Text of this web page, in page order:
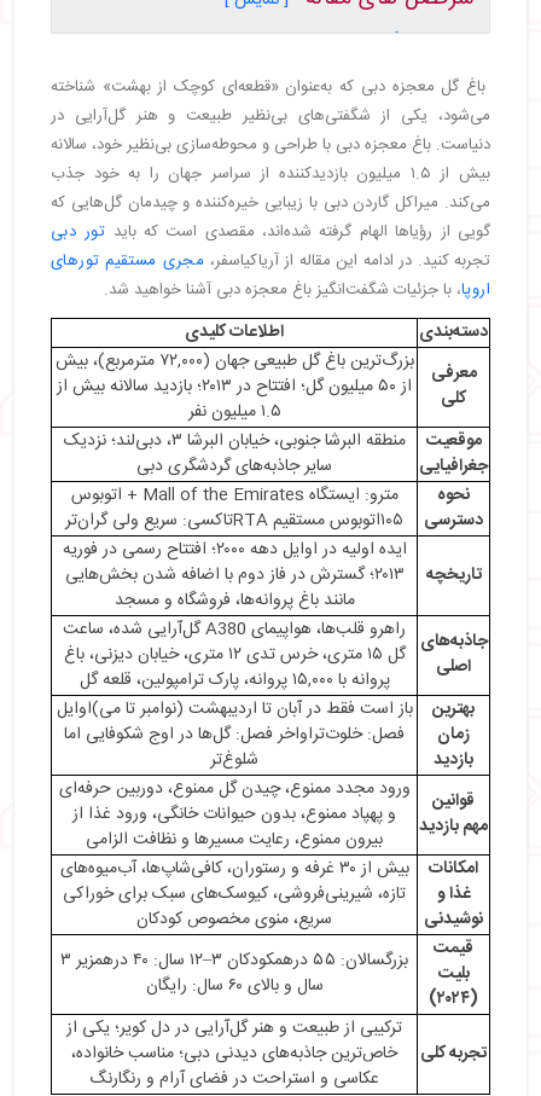
・میراکل گاردن دبی چیست؟
・
・ میراکل گاردن دبی کجاست؟
・ راه‌های دسترسی به باغ معجزه دبی
・ مترو
・
اتوبوس
・
تاکسی
・ جاذبه‌های میراکل گاردن دبی
・راهرو قلب‌ها (Hearts Passage)
・هواپیمای امارات A380 (Emirates A380)
・ساعت گل (Floral Clock)
・خرس تدی بزرگ (Big Teddy Bear)
・
خیابان دیزنی (Disney Avenue)
・باغ پروانه دبی (Dubai Butterfly Garden)
・
Miracle Garden)
・بازدید در وسط یا آخر هفته؟
فصل‌های مناسب بازدید از باغ
・قوانین بازدید از باغ گل معجزه دبی
・غذاخوری‌های باغ گل معجزه دبی
・غرفه‌های غذا و نوشیدنی
・
رستوران‌ها: تجربه‌ای دلپذیر برای همه
・کافه‌ها و بارهای شیرینی
・
غرفه‌های کوچک (کیوسک‌ها): گزینه‌ای سریع و ساده
・قیمت بلیت باغ معجزه دبی
・میراکل گاردن دبی، تجلی شکوه طبیعت در قلب کویر
باغ گل معجزه دبی که به‌عنوان «قطعه‌ای کوچک از بهشت» شناخته
می‌شود، یکی از شگفتی‌های بی‌نظیر طبیعت و هنر گل‌آرایی در
دنیاست. باغ معجزه دبی با طراحی و محوطه‌سازی بی‌نظیر خود، سالانه
بیش از ۱.۵ میلیون بازدیدکننده از سراسر جهان را به خود جذب
می‌کند. میراکل گاردن دبی با زیبایی خیره‌کننده و چیدمان گل‌هایی که
گویی از رؤیاها الهام گرفته شده‌اند، مقصدی است که باید تور دبی
تجربه کنید. در ادامه این مقاله از آریاکیاسفر، مجری مستقیم تورهای
اروپا، با جزئیات شگفت‌انگیز باغ معجزه دبی آشنا خواهید شد.
دسته‌بندی
اطلاعات کلیدی
معرفی
کلی
بزرگ‌ترین باغ گل طبیعی جهان (۷۲,۰۰۰ مترمربع)، بیش
از ۵۰ میلیون گل؛ افتتاح در ۲۰۱۳؛ بازدید سالانه بیش از
۱.۵ میلیون نفر
موقعیت
جغرافیایی
منطقه البرشا جنوبی، خیابان البرشا ۳، دبی‌لند؛ نزدیک
سایر جاذبه‌های گردشگری دبی
نحوه
دسترسی
مترو: ایستگاه Mall of the Emirates + اتوبوس
۱۰۵اتوبوس مستقیم RTAتاکسی: سریع ولی گران‌تر
تاریخچه
ایده اولیه در اوایل دهه ۲۰۰۰؛ افتتاح رسمی در فوریه
۲۰۱۳؛ گسترش در فاز دوم با اضافه شدن بخش‌هایی
مانند باغ پروانه‌ها، فروشگاه و مسجد
جاذبه‌های
اصلی
راهرو قلب‌ها، هواپیمای A380 گل‌آرایی شده، ساعت
گل ۱۵ متری، خرس تدی ۱۲ متری، خیابان دیزنی، باغ
پروانه با ۱۵,۰۰۰ پروانه، پارک ترامپولین، قلعه گل
بهترین
زمان
بازدید
باز است فقط در آبان تا اردیبهشت (نوامبر تا می)اوایل
فصل: خلوت‌تراواخر فصل: گل‌ها در اوج شکوفایی اما
شلوغ‌تر
قوانین
مهم بازدید
ورود مجدد ممنوع، چیدن گل ممنوع، دوربین حرفه‌ای
و پهپاد ممنوع، بدون حیوانات خانگی، ورود غذا از
بیرون ممنوع، رعایت مسیرها و نظافت الزامی
امکانات
غذا و
نوشیدنی
بیش از ۳۰ غرفه و رستوران، کافی‌شاپ‌ها، آب‌میوه‌های
تازه، شیرینی‌فروشی، کیوسک‌های سبک برای خوراکی
سریع، منوی مخصوص کودکان
قیمت
بلیت
(۲۰۲۴)
بزرگسالان: ۵۵ درهمکودکان ۳–۱۲ سال: ۴۰ درهمزیر ۳
سال و بالای ۶۰ سال: رایگان
تجربه کلی
ترکیبی از طبیعت و هنر گل‌آرایی در دل کویر؛ یکی از
خاص‌ترین جاذبه‌های دیدنی دبی؛ مناسب خانواده،
عکاسی و استراحت در فضای آرام و رنگارنگ